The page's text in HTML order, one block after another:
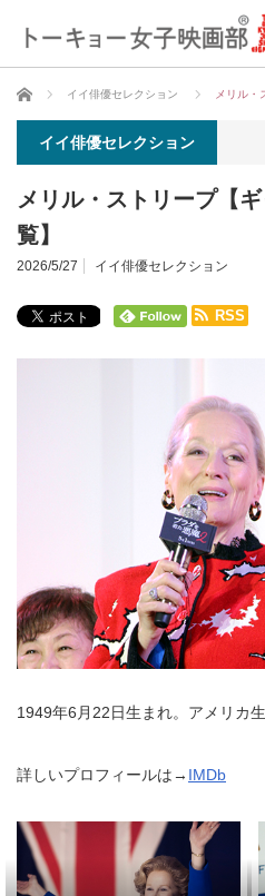
ホーム イイ俳優セレクション メリル・
イイ俳優セレクション
メリル・ストリープ【
覧】
2026/5/27 イイ俳優セレクション
RSS
1949年6月22日生まれ。アメリカ生
詳しいプロフィールは→ IMDb